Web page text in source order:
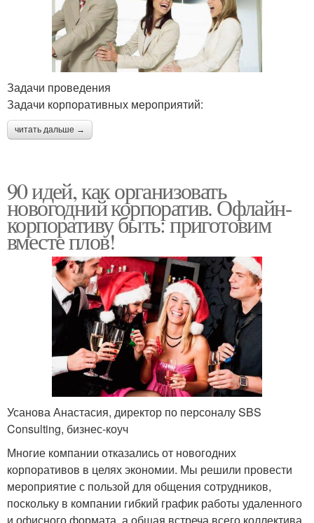
Задачи проведения
Задачи корпоративных мероприятий:
читать дальше →
90 идей, как организовать
новогодний корпоратив. Офлайн-
корпоративу быть: приготовим
вместе плов!
Усанова Анастасия, директор по персоналу SBS
Consulting, бизнес-коуч
Многие компании отказались от новогодних
корпоративов в целях экономии. Мы решили провести
мероприятие с пользой для общения сотрудников,
поскольку в компании гибкий график работы удаленного